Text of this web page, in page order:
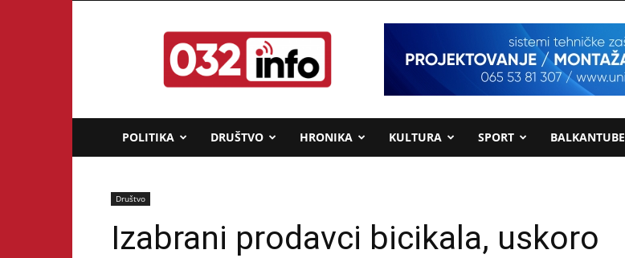
032info.rs
POLITIKA DRUŠTVO HRONIKA KULTURA SPORT BALKANTUBE
Društvo
Izabrani prodavci bicikala, uskoro